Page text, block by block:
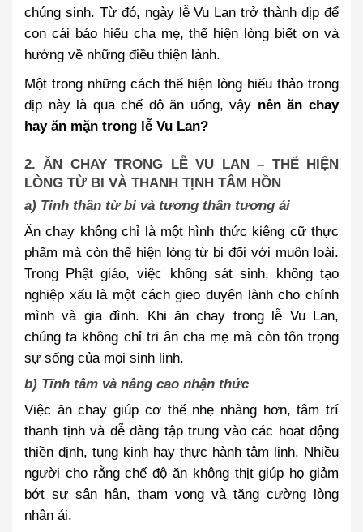
chúng sinh. Từ đó, ngày lễ Vu Lan trở thành dịp để
con cái báo hiếu cha mẹ, thể hiện lòng biết ơn và
hướng về những điều thiện lành.
Một trong những cách thể hiện lòng hiếu thảo trong
dịp này là qua chế độ ăn uống, vậy nên ăn chay
hay ăn mặn trong lễ Vu Lan?
2. ĂN CHAY TRONG LỄ VU LAN – THỂ HIỆN
LÒNG TỪ BI VÀ THANH TỊNH TÂM HỒN
a) Tinh thần từ bi và tương thân tương ái
Ăn chay không chỉ là một hình thức kiêng cữ thực
phẩm mà còn thể hiện lòng từ bi đối với muôn loài.
Trong Phật giáo, việc không sát sinh, không tạo
nghiệp xấu là một cách gieo duyên lành cho chính
mình và gia đình. Khi ăn chay trong lễ Vu Lan,
chúng ta không chỉ tri ân cha mẹ mà còn tôn trọng
sự sống của mọi sinh linh.
b) Tĩnh tâm và nâng cao nhận thức
Việc ăn chay giúp cơ thể nhẹ nhàng hơn, tâm trí
thanh tịnh và dễ dàng tập trung vào các hoạt động
thiền định, tụng kinh hay thực hành tâm linh. Nhiều
người cho rằng chế độ ăn không thịt giúp họ giảm
bớt sự sân hận, tham vọng và tăng cường lòng
nhân ái.